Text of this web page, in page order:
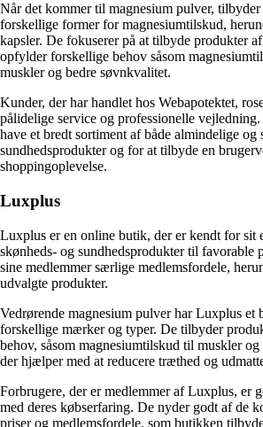
Når det kommer til magnesium pulver, tilbyder
forskellige former for magnesiumtilskud,
kapsler. De fokuserer på at tilbyde produkter
opfylder forskellige behov såsom
muskler og bedre søvnkvalitet.
Kunder, der har handlet hos Webapotektet,
pålidelige service og professionelle
have et bredt sortiment af både almindelige og
sundhedsprodukter og for at tilbyde en
shoppingoplevelse.
Luxplus
Luxplus er en online butik, der er kendt for sit
skønheds- og sundhedsprodukter til favorable
sine medlemmer særlige medlemsfordele,
udvalgte produkter.
Vedrørende magnesium pulver har Luxplus et
forskellige mærker og typer. De tilbyder
behov, såsom magnesiumtilskud til muskler
der hjælper med at reducere træthed og
Forbrugere, der er medlemmer af Luxplus, er
med deres købserfaring. De nyder godt af de
priser og medlemsfordele, som butikken